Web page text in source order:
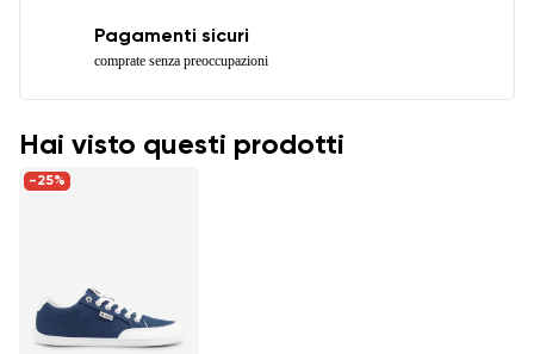
Pagamenti sicuri
comprate senza preoccupazioni
Hai visto questi prodotti
-25%